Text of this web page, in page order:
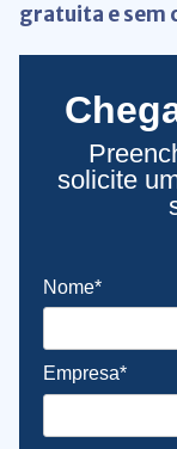
gratuita e sem
solicite
Nome*
Empresa*